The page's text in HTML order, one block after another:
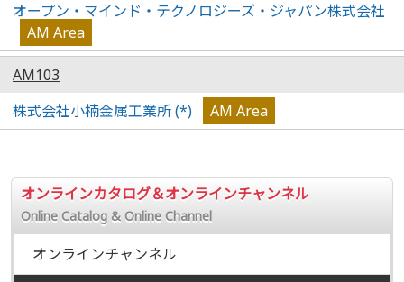
オープン・マインド・テクノロジーズ・ジャパン株式会社
AM Area
AM103
株式会社小楠金属工業所 (*)
AM Area
オンラインカタログ＆オンラインチャンネル
Online Catalog & Online Channel
オンラインチャンネル